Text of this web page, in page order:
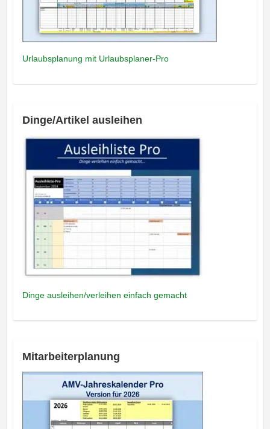
Urlaubsplanung mit Urlaubsplaner-Pro
Dinge/Artikel ausleihen
Dinge ausleihen/verleihen einfach gemacht
Mitarbeiterplanung